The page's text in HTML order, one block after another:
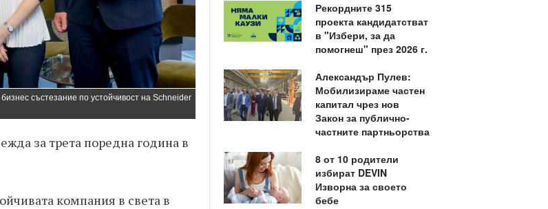
състезание по устойчивост на Schneider
за трета поредна година в
компания в света в
Рекордните 315
проекта кандидатстват
в "Избери, за да
помогнеш" през 2026 г.
Александър Пулев:
Мобилизираме частен
капитал чрез нов
Закон за публично-
частните партньорства
8 от 10 родители
избират DEVIN
Изворна за своето
бебе